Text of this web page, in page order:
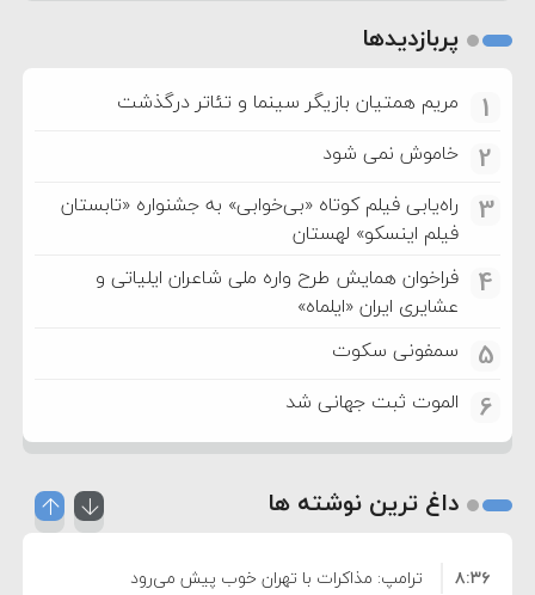
پربازدیدها
1 مریم همتیان بازیگر سینما و تئاتر درگذشت
2 خاموش نمی شود
3
راه‌یابی فیلم کوتاه «بی‌خوابی» به جشنواره «تابستان
فیلم اینسکو» لهستان
4
فراخوان همایش طرح واره ملی شاعران ایلیاتی و
عشایری ایران «ایلماه»
5 سمفونی سکوت
6 الموت ثبت جهانی شد
داغ ترین نوشته ها
ترامپ: مذاکرات با تهران خوب پیش می‌رود
۸:۳۶